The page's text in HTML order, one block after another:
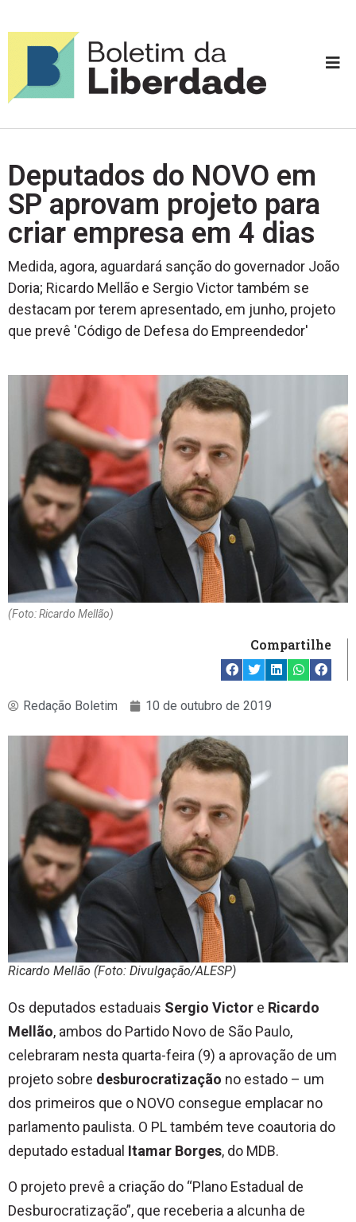
Deputados do NOVO em
SP aprovam projeto para
criar empresa em 4 dias
Medida, agora, aguardará sanção do governador João
Doria; Ricardo Mellão e Sergio Victor também se
destacam por terem apresentado, em junho, projeto
que prevê 'Código de Defesa do Empreendedor'
(Foto: Ricardo Mellão)
Compartilhe
Redação Boletim 10 de outubro de 2019
Ricardo Mellão (Foto: Divulgação/ALESP)
Os deputados estaduais Sergio Victor e Ricardo
Mellão, ambos do Partido Novo de São Paulo,
celebraram nesta quarta-feira (9) a aprovação de um
projeto sobre desburocratização no estado – um
dos primeiros que o NOVO consegue emplacar no
parlamento paulista. O PL também teve coautoria do
deputado estadual Itamar Borges, do MDB.
O projeto prevê a criação do “Plano Estadual de
Desburocratização”, que receberia a alcunha de